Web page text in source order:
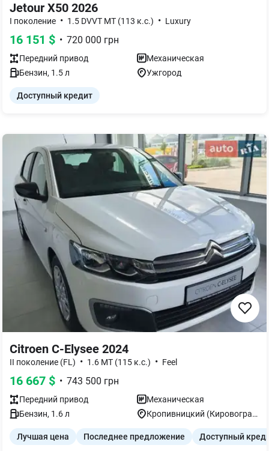
Jetour X50 2026
I поколение • 1.5 DVVT MT (113 к.с.) • Luxury
16 151 $ • 720 000 грн
Передний привод
Механическая
Бензин, 1.5л Ужгород
Доступный кредит
Citroen C-Elysee 2024
II поколение (FL) • 1.6 MТ (115 к.с.) • Feel
16 667 $ • 743 500 грн
Передний привод
Механическая
Бензин, 1.6л Кропивницкий (Кировоград)
Лучшая цена Последнее предложение Доступный